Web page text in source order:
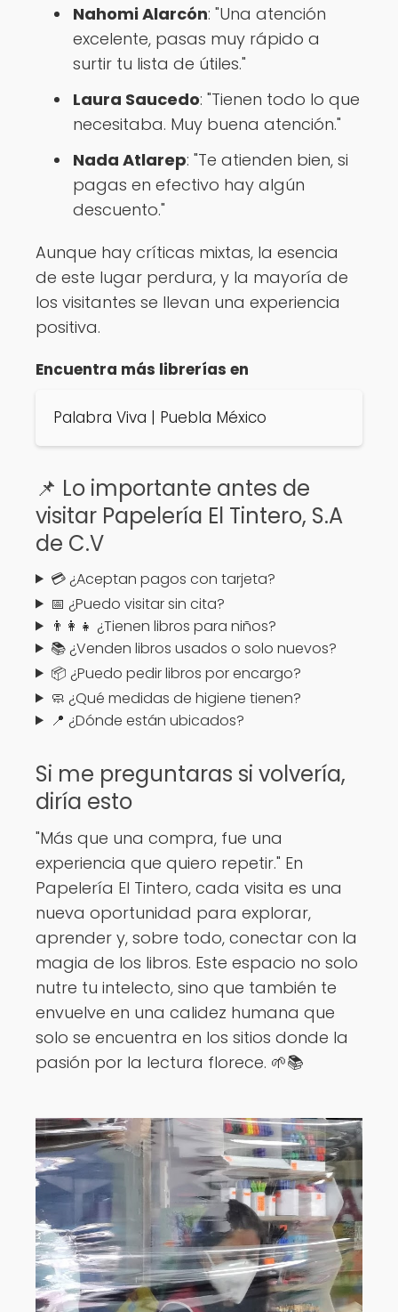
Nahomi Alarcón: "Una atención
excelente, pasas muy rápido a
surtir tu lista de útiles."
Laura Saucedo: "Tienen todo lo que
necesitaba. Muy buena atención."
Nada Atlarep: "Te atienden bien, si
pagas en efectivo hay algún
descuento."
Aunque hay críticas mixtas, la esencia
de este lugar perdura, y la mayoría de
los visitantes se llevan una experiencia
positiva.
Encuentra más librerías en
Palabra Viva | Puebla México
📌 Lo importante antes de
visitar Papelería El Tintero, S.A
de C.V
💳 ¿Aceptan pagos con tarjeta?
📅 ¿Puedo visitar sin cita?
👨‍👩‍👧 ¿Tienen libros para niños?
📚 ¿Venden libros usados o solo nuevos?
📦 ¿Puedo pedir libros por encargo?
🧼 ¿Qué medidas de higiene tienen?
📍 ¿Dónde están ubicados?
Si me preguntaras si volvería,
diría esto
"Más que una compra, fue una
experiencia que quiero repetir." En
Papelería El Tintero, cada visita es una
nueva oportunidad para explorar,
aprender y, sobre todo, conectar con la
magia de los libros. Este espacio no solo
nutre tu intelecto, sino que también te
envuelve en una calidez humana que
solo se encuentra en los sitios donde la
pasión por la lectura florece. 🌱📚